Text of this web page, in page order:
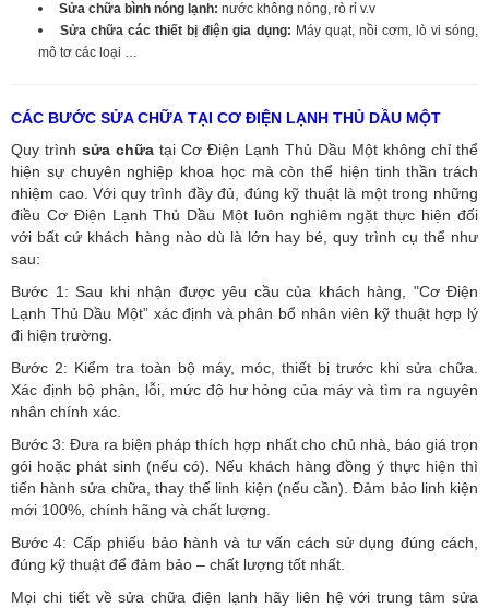
Sửa chữa bình nóng lạnh: nước không nóng, rò rỉ v.v
Sửa chữa các thiết bị điện gia dụng: Máy quạt, nồi cơm, lò vi sóng,
mô tơ các loại …
CÁC BƯỚC SỬA CHỮA TẠI CƠ ĐIỆN LẠNH THỦ DẦU MỘT
Quy trình sửa chữa tại Cơ Điện Lạnh Thủ Dầu Một không chỉ thể
hiện sự chuyên nghiệp khoa học mà còn thể hiện tinh thần trách
nhiệm cao. Với quy trình đầy đủ, đúng kỹ thuật là một trong những
điều Cơ Điện Lạnh Thủ Dầu Một luôn nghiêm ngặt thực hiện đối
với bất cứ khách hàng nào dù là lớn hay bé, quy trình cụ thể như
sau:
Bước 1: Sau khi nhận được yêu cầu của khách hàng, "Cơ Điện
Lạnh Thủ Dầu Một” xác định và phân bổ nhân viên kỹ thuật hợp lý
đi hiện trường.
Bước 2: Kiểm tra toàn bộ máy, móc, thiết bị trước khi sửa chữa.
Xác định bộ phận, lỗi, mức độ hư hỏng của máy và tìm ra nguyên
nhân chính xác.
Bước 3: Đưa ra biện pháp thích hợp nhất cho chủ nhà, báo giá trọn
gói hoặc phát sinh (nếu có). Nếu khách hàng đồng ý thực hiện thì
tiến hành sửa chữa, thay thế linh kiện (nếu cần). Đảm bảo linh kiện
mới 100%, chính hãng và chất lượng.
Bước 4: Cấp phiếu bảo hành và tư vấn cách sử dụng đúng cách,
đúng kỹ thuật để đảm bảo – chất lượng tốt nhất.
Mọi chi tiết về sửa chữa điện lạnh hãy liên hệ với trung tâm sửa